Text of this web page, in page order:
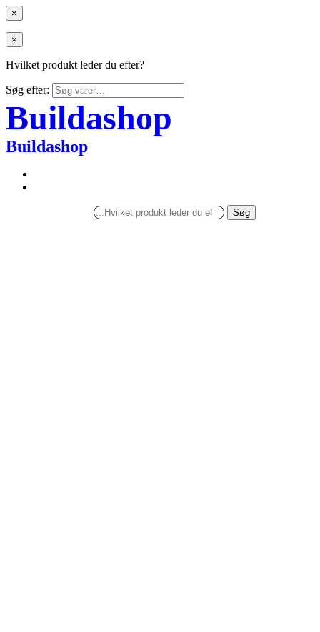
×
×
Hvilket produkt leder du efter?
Søg efter:
Buildashop
Buildashop
Søg